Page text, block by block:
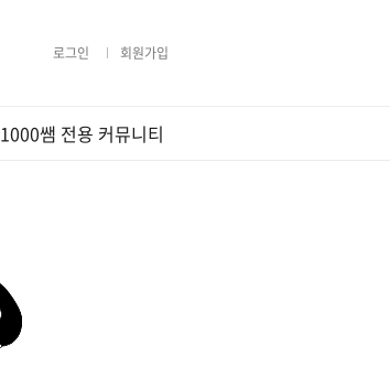
로그인 회원가입
1000쌤 전용 커뮤니티